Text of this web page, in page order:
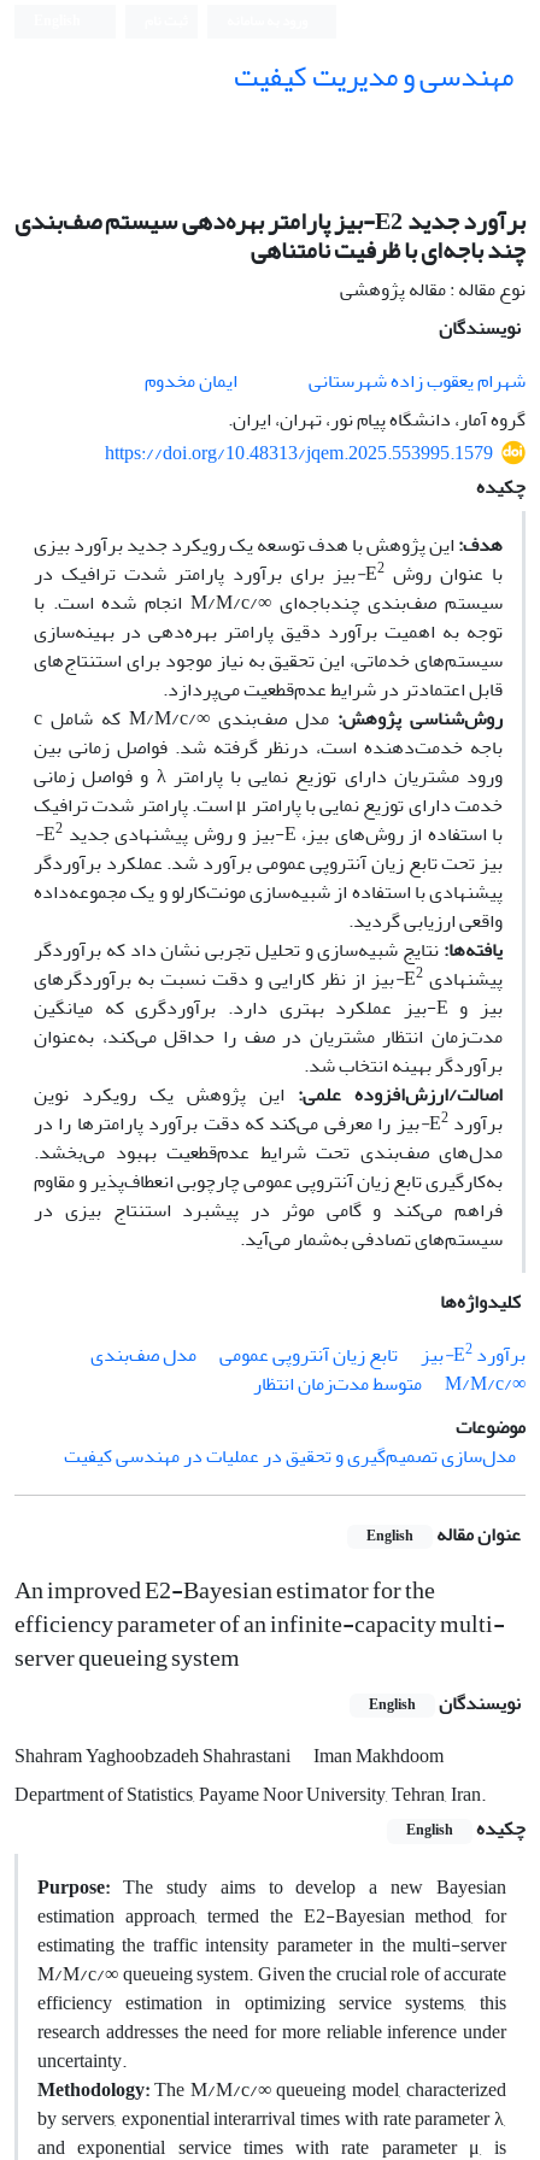
مهندسی و مدیریت کیفیت
برآورد جدید E2-بیز پارامتر بهره‌دهی سیستم صف‌بندی
چند باجه‌ای با ظرفیت نامتناهی
نوع مقاله : مقاله پژوهشی
نویسندگان
شهرام یعقوب زاده شهرستانی
ایمان مخدوم
گروه آمار، دانشگاه پیام نور، تهران، ایران.
https://doi.org/10.48313/jqem.2025.553995.1579
چکیده
هدف:این پژوهش با هدف توسعه‌ یک رویکرد جدید برآورد بیزی
با عنوان روش E2
-بیز برای برآورد پارامتر شدت ترافیک در
سیستم صف‌بندی چندباجه‌ای∞
/M/M/c
انجام شده است. با
توجه به اهمیت برآورد دقیق پارامتر بهره‌دهی در بهینه‌سازی
سیستم‌های خدماتی، این تحقیق به نیاز موجود برای استنتاج‌های
قابل اعتمادتر در شرایط عدم‌قطعیت می‌پردازد.
روش‌شناسی پژوهش: مدل صف‌بندی M/M/c/∞ که شامل c
باجه خدمت‌دهنده است، در‌نظر گرفته شد. فواصل زمانی بین
ورود مشتریان دارای توزیع نمایی با پارامترλ و فواصل زمانی
خدمت دارای توزیع نمایی با پارامترμاست. پارامتر شدت ترافیک
با استفاده از روش‌های بیز، E
-بیز و روش پیشنهادی جدید E2
-
بیز تحت تابع زیان آنتروپی عمومی برآورد شد. عملکرد برآوردگر
پیشنهادی با استفاده از شبیه‌سازی مونت‌کارلو و یک مجموعه‌داده
واقعی ارزیابی گردید.
یافتهها:نتایج شبیه‌سازی و تحلیل تجربی نشان داد که برآوردگر
پیشنهادی E2
-بیز از نظر کارایی و دقت نسبت به برآوردگرهای
بیز و E
-بیز عملکرد بهتری دارد. برآوردگری که میانگین
مدت‌زمان انتظار مشتریان در صف را حداقل می‌کند، به‌عنوان
برآوردگربهینهانتخابشد.
اصالت/ارزش‌افزوده علمی: این پژوهش یک رویکرد نوین
برآورد E2
-بیزرا معرفی می‌کند که دقت برآورد پارامترها را در
مدل‌های صف‌بندی تحت شرایط عدم‌قطعیت بهبود می‌بخشد.
به‌کارگیری تابع زیان آنتروپی عمومی چارچوبی انعطاف‌پذیر و مقاوم
فراهم می‌کند و گامی موثر در پیشبرد استنتاج بیزی در
سیستم‌های تصادفی به‌شمار می‌آید.
کلیدواژه‌ها
برآورد E2
-بیز تابع زیان آنتروپی عمومی
مدل صف‌بندی
∞/M/M/c
متوسط مدت‌زمان انتظار
موضوعات
مدل‌سازی تصمیم‌گیری و تحقیق در عملیات در مهندسی کیفیت
عنوان مقاله English
An improved E2-Bayesian estimator for the
efficiency parameter of an infinite-capacity multi-
server queueing system
نویسندگان English
Shahram Yaghoobzadeh Shahrastani
Iman Makhdoom
Department of Statistics, Payame Noor University, Tehran, Iran.
چکیده
English
Purpose: The study aims to develop a new Bayesian
estimation approach, termed the E2-Bayesian method, for
estimating the traffic intensity parameter in the multi-server
M/M/c/∞ queueing system. Given the crucial role of accurate
efficiency estimation in optimizing service systems, this
research addresses the need for more reliable inference under
uncertainty.
Methodology:The M/M/c/∞ queueing model, characterized
by servers, exponential interarrival times with rate parameter λ,
and exponential service times with rate parameter μ, is